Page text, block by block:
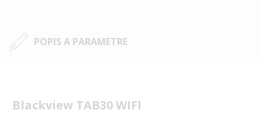
POPIS A PARAMETRE
Blackview TAB30 WIFI